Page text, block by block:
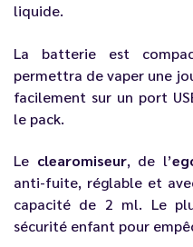
liquide.
La batterie est
permettra de vaper une
facilement sur un port
le pack.
Le clearomiseur, de l’
anti-fuite, réglable et
capacité de 2 ml. Le
sécurité enfant pour